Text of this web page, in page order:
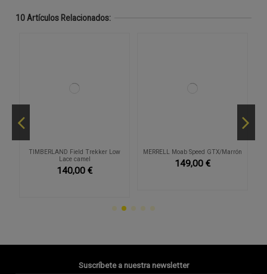
10 Artículos Relacionados:
TIMBERLAND Field Trekker Low
Lace camel
140,00 €
MERRELL Moab Speed GTX/Marrón
149,00 €
Suscríbete a nuestra newsletter